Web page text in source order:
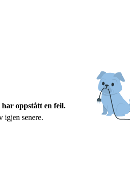
oppstått en feil.
igjen senere.